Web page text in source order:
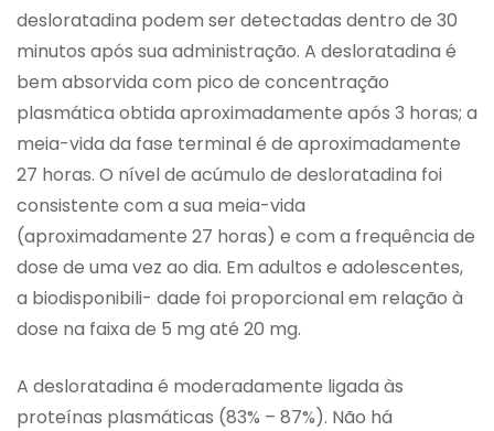
desloratadina podem ser detectadas dentro de 30
minutos após sua administração. A desloratadina é
bem absorvida com pico de concentração
plasmática obtida aproximadamente após 3 horas; a
meia-vida da fase terminal é de aproximadamente
27 horas. O nível de acúmulo de desloratadina foi
consistente com a sua meia-vida
(aproximadamente 27 horas) e com a frequência de
dose de uma vez ao dia. Em adultos e adolescentes,
a biodisponibili- dade foi proporcional em relação à
dose na faixa de 5 mg até 20 mg.
A desloratadina é moderadamente ligada às
proteínas plasmáticas (83% – 87%). Não há